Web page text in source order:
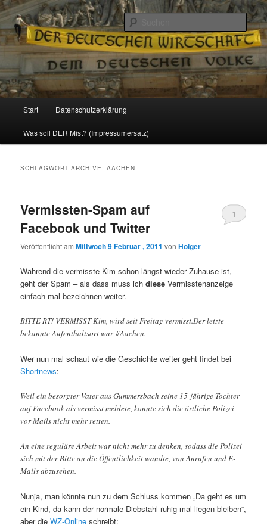
Reizzentrum
Politik, Wirtschaft, Soziales und Gesellschaft
Zum
Inhalt
Zum
sekundären
Start Datenschutzerklärung
Was soll DER Mist? (Impressumersatz)
SCHLAGWORT-ARCHIVE:AACHEN
Vermissten-Spam auf
Facebook und Twitter
Veröffentlicht amMittwoch 9 Februar , 2011 vonHolger
1
Während die vermisste Kim schon längst wieder Zuhause ist,
geht der Spam – als dass muss ichdiese Vermisstenanzeige
einfach mal bezeichnen weiter.
BITTE RT! VERMISST Kim, wird seit Freitag vermisst.Der letzte
bekannte Aufenthaltsort war #Aachen.
Wer nun mal schaut wie die Geschichte weiter geht findet bei
Shortnews:
Weil ein besorgter Vater aus Gummersbach seine 15-jährige Tochter
auf Facebook als vermisst meldete, konnte sich die örtliche Polizei
vor Mails nicht mehr retten.
An eine reguläre Arbeit war nicht mehr zu denken, sodass die Polizei
sich mit der Bitte an die Öffentlichkeit wandte, von Anrufen und E-
Mails abzusehen.
Nunja, man könnte nun zu dem Schluss kommen „Da geht es um
ein Kind, da kann der normale Diebstahl ruhig mal liegen bleiben“,
aber dieWZ-Online schreibt: